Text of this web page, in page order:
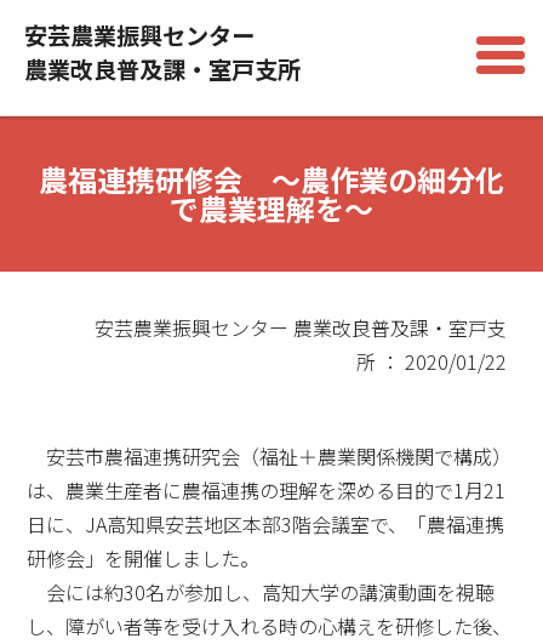
安芸農業振興センター
農業改良普及課・室戸支所
農福連携研修会 ～農作業の細分化
で農業理解を～
安芸農業振興センター 農業改良普及課・室戸支
所 ： 2020/01/22
安芸市農福連携研究会（福祉＋農業関係機関で構成）
は、農業生産者に農福連携の理解を深める目的で1月21
日に、JA高知県安芸地区本部3階会議室で、「農福連携
研修会」を開催しました。
会には約30名が参加し、高知大学の講演動画を視聴
し、障がい者等を受け入れる時の心構えを研修した後、